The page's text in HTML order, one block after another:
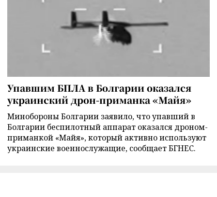
Упавшим БПЛА в Болгарии оказался
украинский дрон-приманка «Майя»
Минобороны Болгарии заявило, что упавший в
Болгарии беспилотный аппарат оказался дроном-
приманкой «Майя», который активно используют
украинские военнослужащие, сообщает БГНЕС.